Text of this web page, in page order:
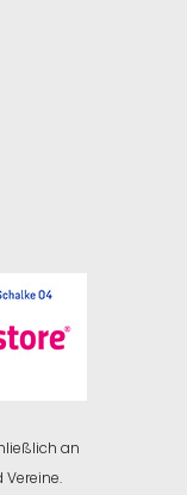
an